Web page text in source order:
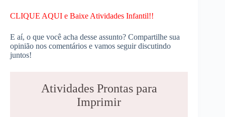
CLIQUE AQUI e Baixe Atividades Infantil!!
E aí, o que você acha desse assunto? Compartilhe sua
opinião nos comentários e vamos seguir discutindo
juntos!
Atividades Prontas para
Imprimir